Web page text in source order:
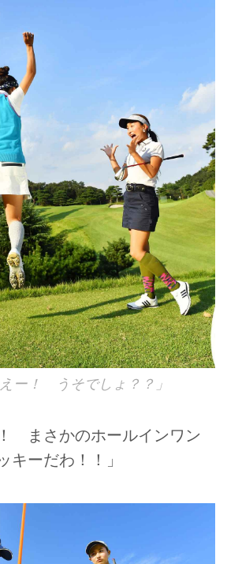
ー！ うそでしょ？？」
まさかのホールインワン
キーだわ！！」